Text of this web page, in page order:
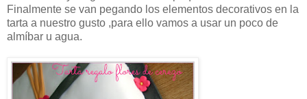
Finalmente se van pegando los elementos decorativos en la
tarta a nuestro gusto ,para ello vamos a usar un poco de
almíbar u agua.